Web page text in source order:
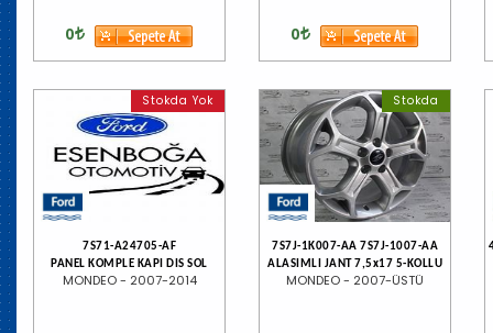
0 0
Stokda Yok
7S71-A24705-AF
PANEL KOMPLE KAPI DIS SOL
MONDEO - 2007-2014
Stokda
7S7J-1K007-AA 7S7J-1007-AA
ALASIMLI JANT 7,5x17 5-KOLLU
MONDEO - 2007-ÜSTÜ